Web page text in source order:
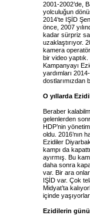
2001-2002’de,
yolculuğun
2014’te IŞİD
önce, 2007
kadar sürpriz
uzaklaştırıyor.
kamera
bir video yaptık.
Kampanyayı
yardımları
dostlarımızdan
O yıllarda
Beraber
gelenlerden
HDP’nin
oldu. 2016’nın
Ezidiler
kampı da
ayırmış. Bu
daha sonra
var. Bir ara
IŞİD var. Çok
Midyat’ta
içinde
Ezidilerin